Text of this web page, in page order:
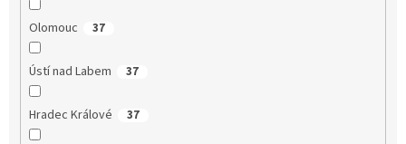
Olomouc 37
Ústí nad Labem 37
Hradec Králové 37